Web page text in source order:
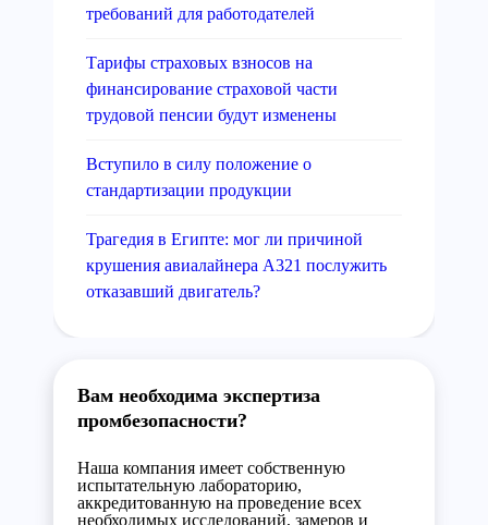
требований для работодателей
Тарифы страховых взносов на
финансирование страховой части
трудовой пенсии будут изменены
Вступило в силу положение о
стандартизации продукции
Трагедия в Египте: мог ли причиной
крушения авиалайнера А321 послужить
отказавший двигатель?
Вам необходима экспертиза
промбезопасности?
Наша компания имеет собственную
испытательную лабораторию,
аккредитованную на проведение всех
необходимых исследований, замеров и